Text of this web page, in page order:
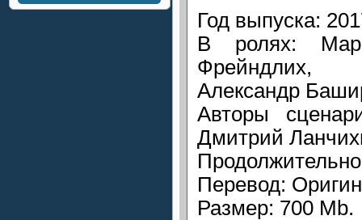
Год выпуска:
В ролях:
Фрейндлих,
Александр
Авторы
Дмитрий
Перевод:
Размер: 700 Mb.